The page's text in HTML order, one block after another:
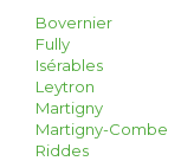
Bovernier
Fully
Isérables
Leytron
Martigny
Martigny-Combe
Riddes